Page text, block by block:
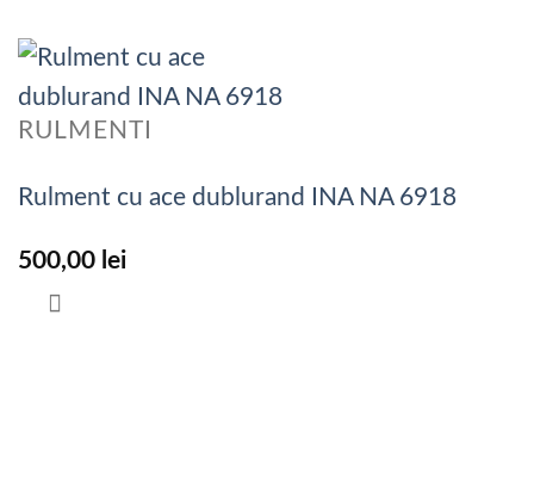
RULMENTI
Rulment cu ace dublurand INA NA 6918
500,00 lei